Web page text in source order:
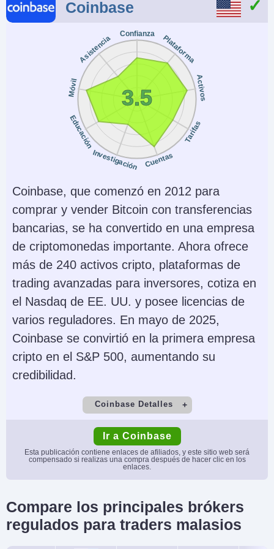
$1
SEC, FCA, MAS, AMF,
CySEC, CBI, ASIC,
FINTRAC, CIMA,
VARA, OAM, HCMC,
CFTC, OSC, KoFIU
Instrumentos
Acciones, ETFs,
Opciones OTC,
Acciones Tokenizadas,
Mercados de
Predicción y Opciones
Strike (solo EE. UU.)
Monedas de cuenta
USD, EUR, GBP, CAD,
AUD, NZD, ZAR, TRY,
SEK, NOK, DKK, CHF,
HKD, PLN, CZK, AED,
SAR, HUF, BRL, KES
Trading Automatizado
DCA Auto-Staking
Coinbase
Confianza Plataforma
Activos
Tarifas
Cuentas
Investigación
Educación
Móvil
Asistencia
3.5
Coinbase, que comenzó en 2012 para
comprar y vender Bitcoin con transferencias
bancarias, se ha convertido en una empresa
de criptomonedas importante. Ahora ofrece
más de 240 activos cripto, plataformas de
trading avanzadas para inversores, cotiza en
el Nasdaq de EE. UU. y posee licencias de
varios reguladores. En mayo de 2025,
Coinbase se convirtió en la primera empresa
cripto en el S&P 500, aumentando su
credibilidad.
Coinbase Detalles
Cuenta Demo
No
Depósito Mínimo
$0
Copy Trading
No
Regulador
CSSF, CBI, CySEC,
Ir a Coinbase
Esta publicación contiene enlaces de afiliados, y este sitio web será
compensado si realizas una compra después de hacer clic en los
enlaces.
Compare los principales brókers
regulados para traders malasios